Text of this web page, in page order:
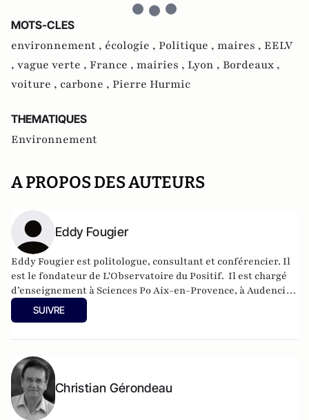
MOTS-CLES
environnement , écologie , Politique , maires , EELV
, vague verte , France , mairies , Lyon , Bordeaux ,
voiture , carbone , Pierre Hurmic
THEMATIQUES
Environnement
A PROPOS DES AUTEURS
Eddy Fougier
Eddy Fougier est politologue, consultant et conférencier. Il
est le fondateur de L'Observatoire du Positif. Il est chargé
d’enseignement à Sciences Po Aix-en-Provence, à Audencia
Business School (Nantes) et à l’Institut supérieur de
formation au journalisme (ISFJ, Paris).
SUIVRE
Christian Gérondeau